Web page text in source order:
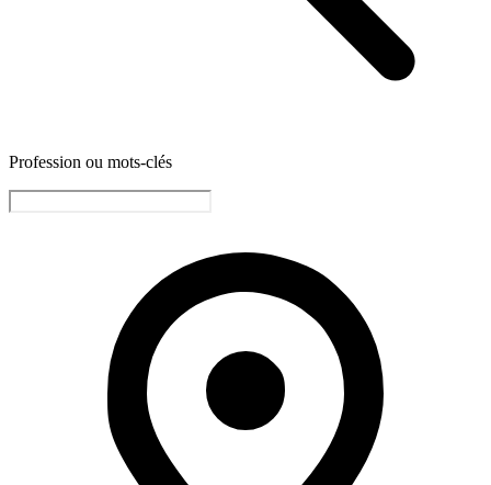
Profession ou mots-clés